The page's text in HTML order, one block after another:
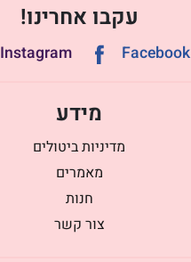
עקבו אחרינו!
Facebook
Instagram
מידע
מדיניות ביטולים
מאמרים
חנות
צור קשר